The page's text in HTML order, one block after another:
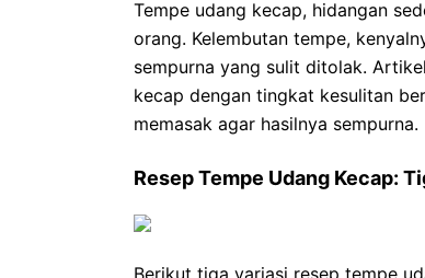
Tempe udang kecap, hidangan
orang. Kelembutan tempe,
sempurna yang sulit ditolak.
kecap dengan tingkat kesulitan
memasak agar hasilnya sempurna.
Resep Tempe Udang Kecap:
Berikut tiga variasi resep tempe